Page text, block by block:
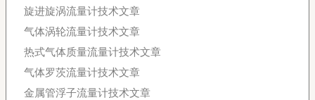
旋进旋涡流量计技术文章
气体涡轮流量计技术文章
热式气体质量流量计技术文章
气体罗茨流量计技术文章
金属管浮子流量计技术文章